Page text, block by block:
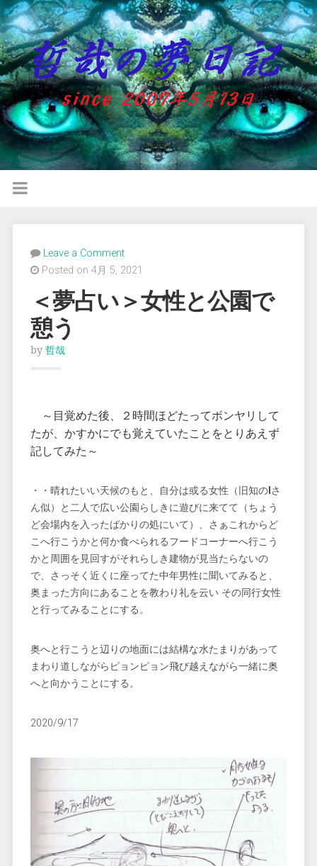
Leave a Comment
Posted on 4月 5, 2021
＜夢占い＞女性と公園で
憩う
by 哲哉
～目覚めた後、２時間ほどたってボンヤリして
たが、かすかにでも覚えていたことをとりあえず
記してみた～
・・晴れたいい天候のもと、自分は或る女性（旧知のI さ
ん似）と二人で広い公園らしきに遊びに来てて（ちょう
ど会場内を入ったばかりの処にいて）、さぁこれからど
こへ行こうかと何か食べられるフードコーナーへ行こう
かと周囲を見回すがそれらしき建物が見当たらないの
で、さっそく近くに座ってた中年男性に聞いてみると、
奥まった方向にあることを教わり礼を云い その同行女性
と行ってみることにする。
奥へと行こうと辺りの地面には結構な水たまりがあって
まわり道しながらピョンピョン飛び越えながら一緒に奥
へと向かうことにする。
2020/9/17